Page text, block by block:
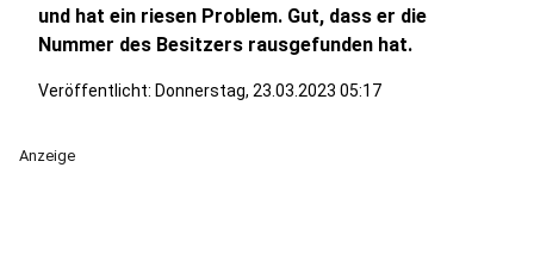
und hat ein riesen Problem. Gut, dass er die
Nummer des Besitzers rausgefunden hat.
Veröffentlicht: Donnerstag, 23.03.2023 05:17
Anzeige